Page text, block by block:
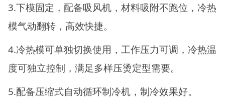
3.下模固定，配备吸风机，材料吸附不跑位，冷热
模气动翻转，高效快捷。
4.冷热模可单独切换使用，工作压力可调，冷热温
度可独立控制，满足多样压烫定型需要。
5.配备压缩式自动循环制冷机，制冷效果好。